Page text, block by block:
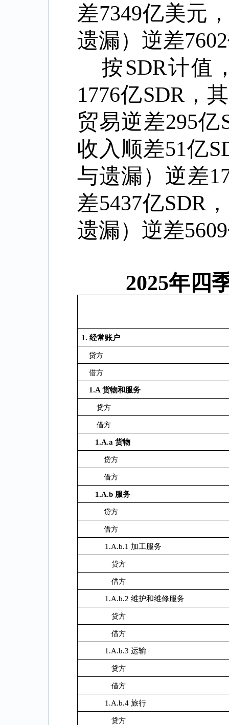
差7349亿美元
遗漏）逆差7602
按SDR计值
1776亿SDR，
贸易逆差295亿
收入顺差51亿
与遗漏）逆差
差5437亿SDR
遗漏）逆差5609
2025年四
1.经常账户
贷方
借方
1.A 货物和服务
贷方
借方
1.A.a 货物
贷方
借方
1.A.b 服务
贷方
借方
1.A.b.1 加工服务
贷方
借方
1.A.b.2 维护和维修服务
贷方
借方
1.A.b.3 运输
贷方
借方
1.A.b.4 旅行
贷方